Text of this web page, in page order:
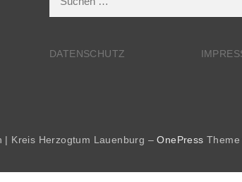
DATENSCHUTZ
Kreis Herzogtum Lauenburg –OnePress